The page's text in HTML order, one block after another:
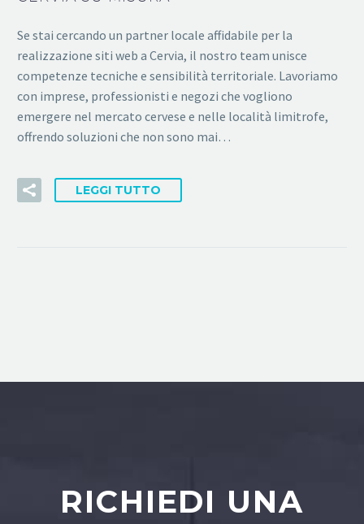
Se stai cercando un partner locale affidabile per la
realizzazione siti web a Cervia, il nostro team unisce
competenze tecniche e sensibilità territoriale. Lavoriamo
con imprese, professionisti e negozi che vogliono
emergere nel mercato cervese e nelle località limitrofe,
offrendo soluzioni che non sono mai…
LEGGI TUTTO
RICHIEDI UNA